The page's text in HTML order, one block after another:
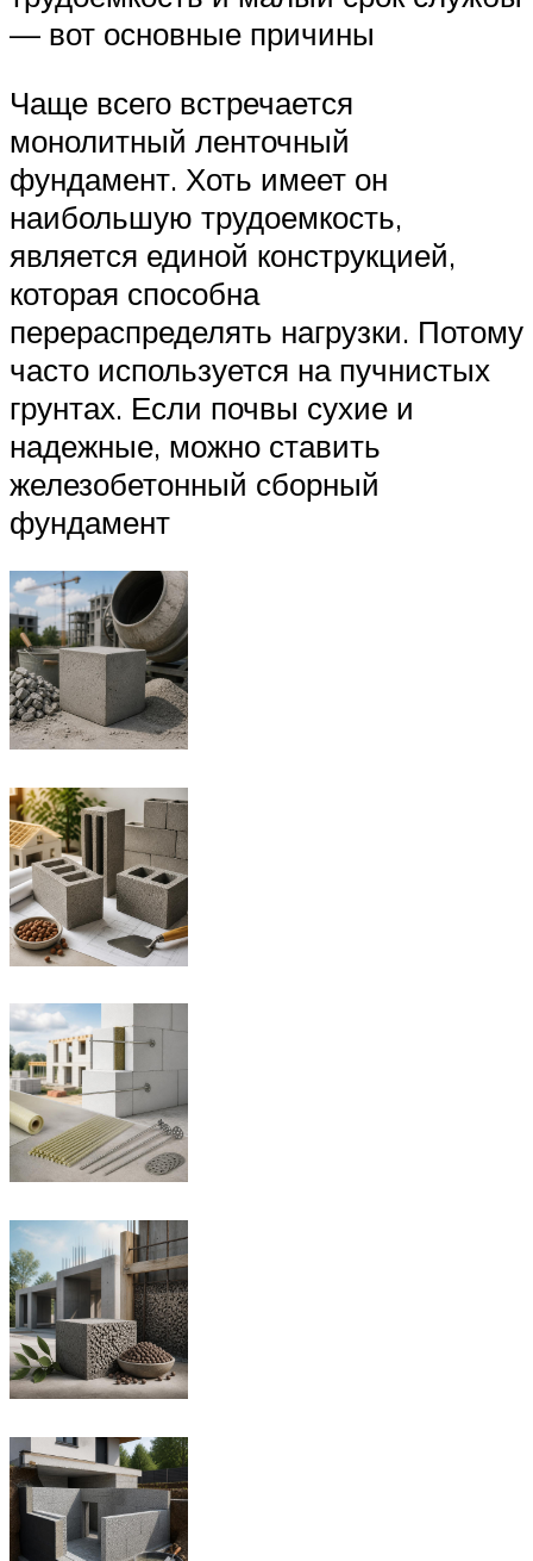
— вот основные причины
Чаще всего встречается
монолитный ленточный
фундамент. Хоть имеет он
наибольшую трудоемкость,
является единой конструкцией,
которая способна
перераспределять нагрузки. Потому
часто используется на пучнистых
грунтах. Если почвы сухие и
надежные, можно ставить
железобетонный сборный
фундамент